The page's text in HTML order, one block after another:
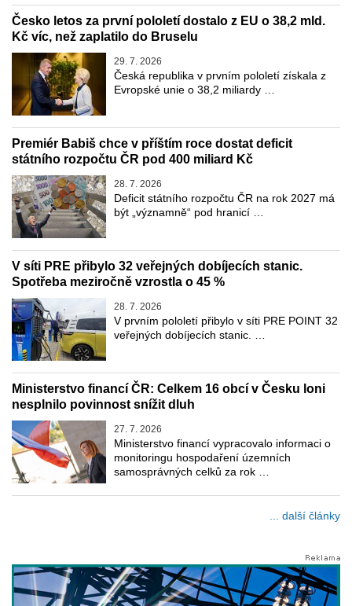
Česko letos za první pololetí dostalo z EU o 38,2 mld.
Kč víc, než zaplatilo do Bruselu
29. 7. 2026
Česká republika v prvním pololetí získala z
Evropské unie o 38,2 miliardy …
Premiér Babiš chce v příštím roce dostat deficit
státního rozpočtu ČR pod 400 miliard Kč
28. 7. 2026
Deficit státního rozpočtu ČR na rok 2027 má
být „významně“ pod hranicí …
V síti PRE přibylo 32 veřejných dobíjecích stanic.
Spotřeba meziročně vzrostla o 45 %
28. 7. 2026
V prvním pololetí přibylo v síti PRE POINT 32
veřejných dobíjecích stanic. …
Ministerstvo financí ČR: Celkem 16 obcí v Česku loni
nesplnilo povinnost snížit dluh
27. 7. 2026
Ministerstvo financí vypracovalo informaci o
monitoringu hospodaření územních
samosprávných celků za rok …
... další články